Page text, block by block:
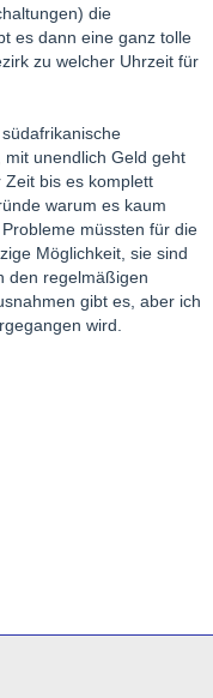
die
es dann eine ganz tolle
zu welcher Uhrzeit für
unendlich Geld geht
bis es komplett
warum es kaum
müssten für die
Möglichkeit, sie sind
den regelmäßigen
gibt es, aber ich
wird.